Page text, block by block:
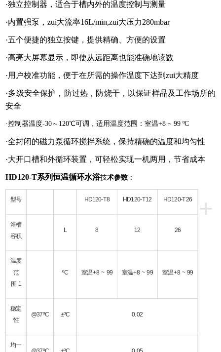
·独立控制器，适合于槽内外的温度控制与测量
·内置强泵，zui大流率16L/min,zui大压力280mbar
·五个便捷的独立按键，提供精确、方便的设置
·高亮大屏幕显示，即使从远距离也能准确地读数
·用户校准功能，便于在所需的操作温度下达到zui大精度
·多级安全保护，防过热，防烧干，以保证样品及工作场所的
安全
·控制器温度-30 ～ 120℃可调，适用温度范围：室温+8 ~ 99ºC
·全封闭的磁力泵循环搅拌系统，保持精确的温度和均匀性
·大开口槽和外循环装置，可轻松实现一机两用，节省成本
HD120-T系列恒温循环水浴技术参数 ：
+
型号 HD120-T8 HD120-T12 HD120-T26
浴槽
容积
L 8 12 26
温度
范
围 1
ºC 室温+8 ~ 99 室温+8 ~ 99 室温+8 ~ 99
稳定
性
@37ºC ±ºC 0.02
均一